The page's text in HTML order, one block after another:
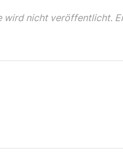
wird nicht veröffentlicht.